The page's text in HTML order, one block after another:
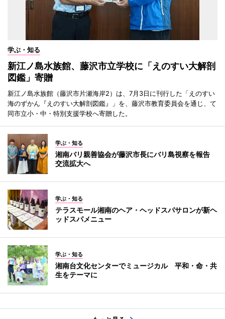
学ぶ・知る
新江ノ島水族館、藤沢市立学校に「えのすい大解剖
図鑑」寄贈
新江ノ島水族館（藤沢市片瀬海岸2）は、7月3日に刊行した「えのすい
海のずかん『えのすい大解剖図鑑』」を、藤沢市教育委員会を通じ、て
同市立小・中・特別支援学校へ寄贈した。
学ぶ・知る
湘南バリ親善協会が藤沢市長にバリ島視察を報告
交流拡大へ
学ぶ・知る
テラスモール湘南のヘア・ヘッドスパサロンが新ヘ
ッドスパメニュー
学ぶ・知る
湘南台文化センターでミュージカル 平和・命・共
生をテーマに